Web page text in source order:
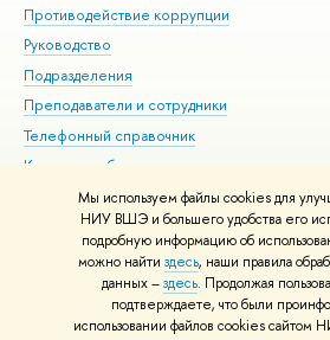
Мы используем файлы cookies для
НИУ ВШЭ и большего удобства его
подробную информацию об
можно найти здесь, наши правила
данных –здесь. Продолжая
подтверждаете, что были
использовании файлов cookies
Противодействие коррупции
Руководство
Подразделения
Преподаватели и сотрудники
Телефонный справочник
Корпуса и общежития
ВШЭ для студентов с ограниченными
здоровья и инвалидностью
Единая платежная страница
© НИУ ВШЭ 1993–2026 Условия